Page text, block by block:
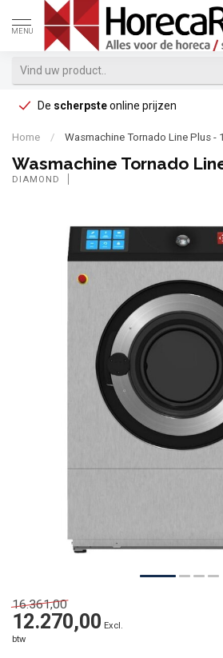
MENU
De scherpsteonline prijzen
Home / Wasmachine Tornado Line Plus -
Wasmachine Tornado
DIAMOND
16.361,00
12.270,00 Excl.
btw